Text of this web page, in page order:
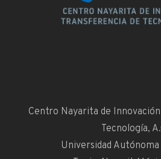
Centro Nayarita de
Tecnología,
Universidad